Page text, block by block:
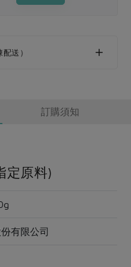
區活動
送）
訂購須知
定原料)
有限公司